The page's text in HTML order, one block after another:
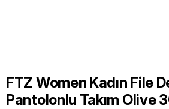
FTZ Women Kadın File
Pantolonlu Takım Olive